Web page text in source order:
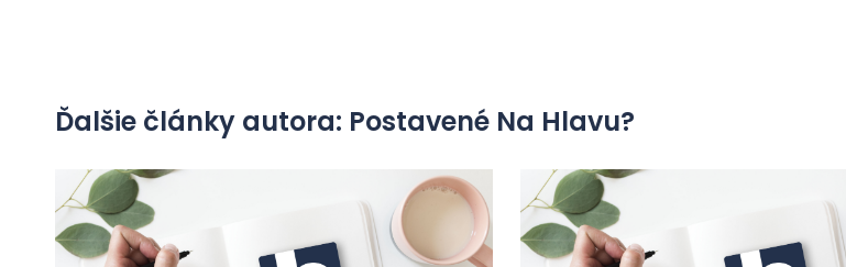
Ďalšie články autora: Postavené Na Hlavu?